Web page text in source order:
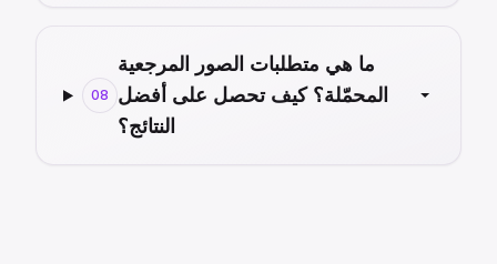
08
ما هي متطلبات الصور المرجعية
المحمّلة؟ كيف تحصل على أفضل
النتائج؟